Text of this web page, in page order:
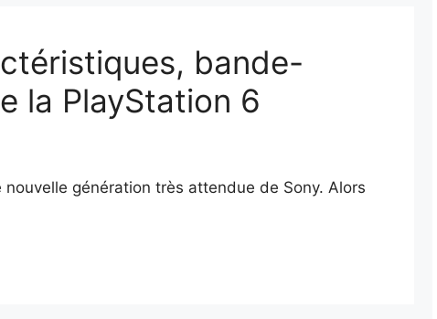
bande-
la PlayStation 6
génération très attendue de Sony. Alors